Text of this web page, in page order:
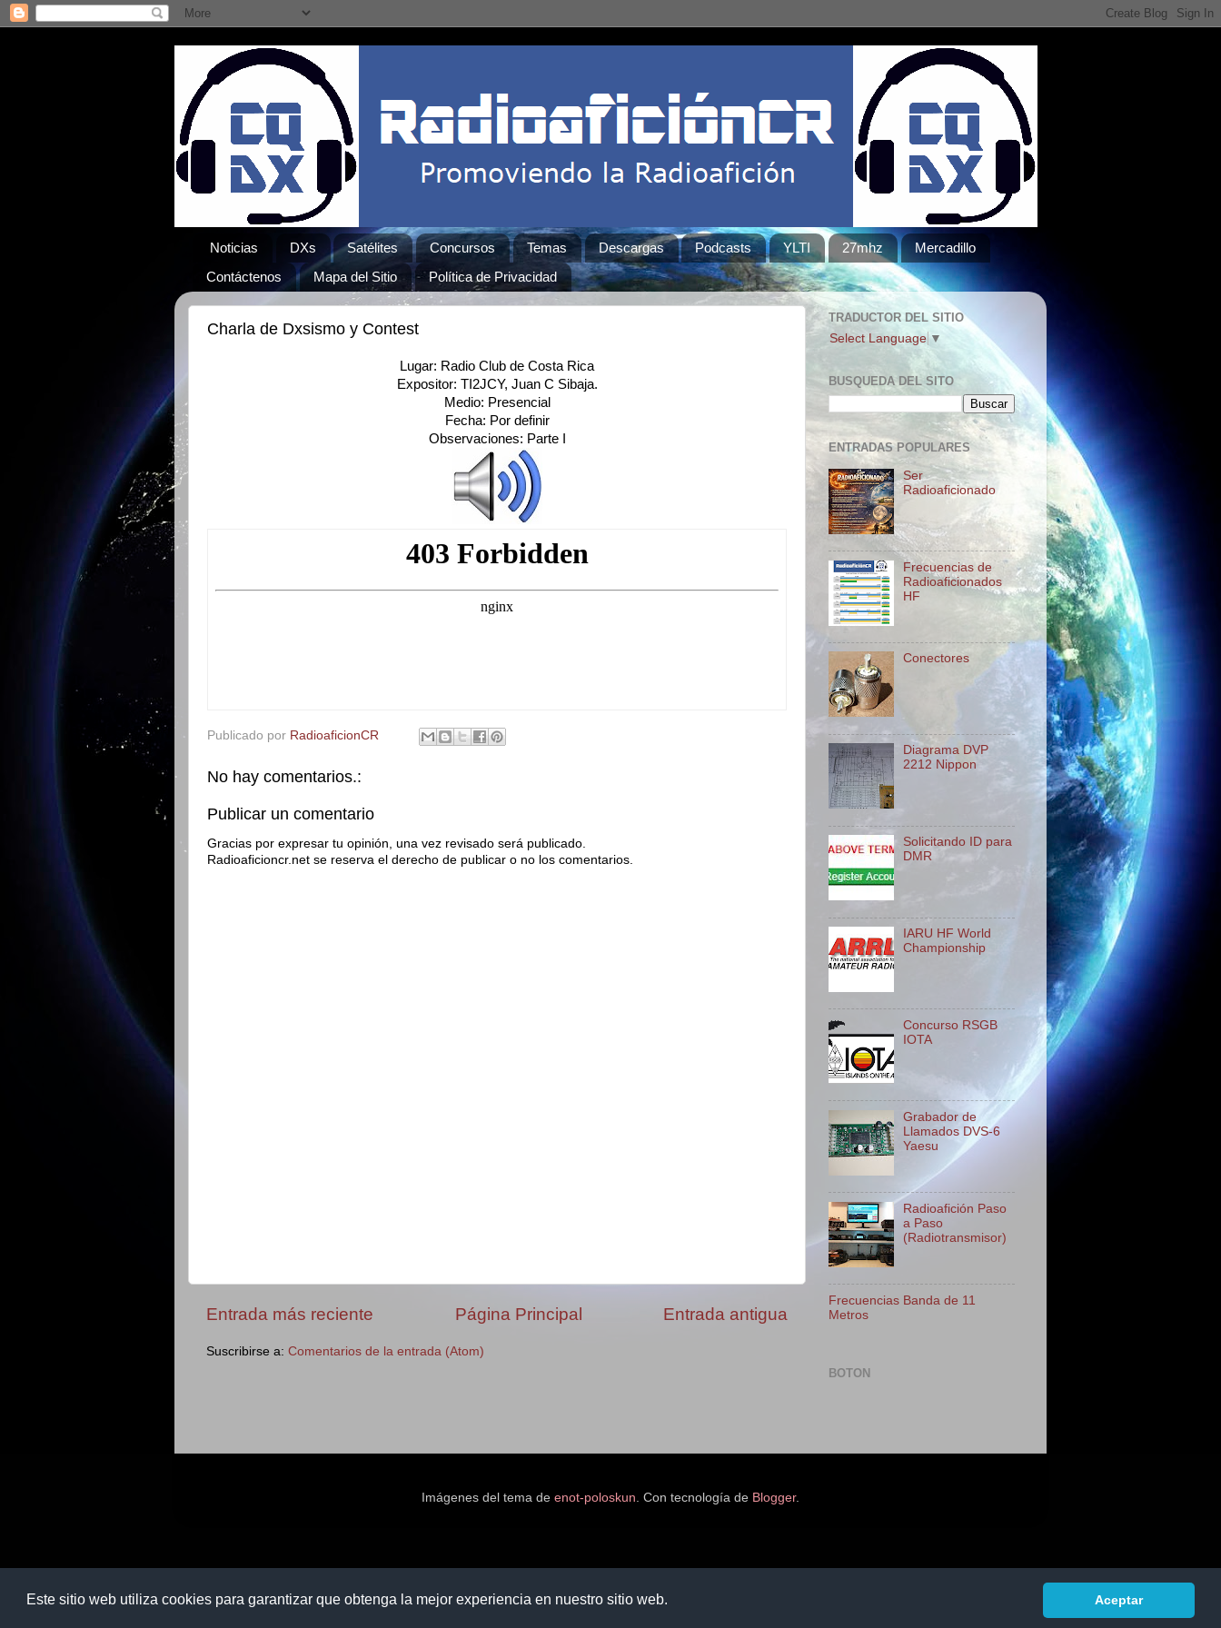
Este sitio web utiliza cookies para garantizar que obtenga la mejor experiencia en nuestro sitio web. Aceptar
Noticias DXs Satélites Concursos Temas Descargas Podcasts YLTI 27mhz
Mercadillo
Contáctenos
Mapa del Sitio Política de Privacidad
Charla de Dxsismo y Contest
Lugar: Radio Club de Costa Rica
Expositor: TI2JCY, Juan C Sibaja.
Medio: Presencial
Fecha: Por definir
Observaciones: Parte I
Publicado por RadioaficionCR
No hay comentarios.:
Publicar un comentario
Gracias por expresar tu opinión, una vez revisado será publicado.
Radioaficioncr.net se reserva el derecho de publicar o no los comentarios.
Entrada más reciente Entrada antigua
Página Principal
Suscribirse a: Comentarios de la entrada (Atom)
TRADUCTOR DEL SITIO
Select Language ▼
BUSQUEDA DEL SITO
ENTRADAS POPULARES
Ser
Radioaficionado
Frecuencias de
Radioaficionados
HF
Conectores
Diagrama DVP
2212 Nippon
Solicitando ID para
DMR
IARU HF World
Championship
Concurso RSGB
IOTA
Grabador de
Llamados DVS-6
Yaesu
Radioafición Paso
a Paso
(Radiotransmisor)
Frecuencias Banda de 11
Metros
BOTON
Imágenes del tema de enot-poloskun . Con tecnología de Blogger.